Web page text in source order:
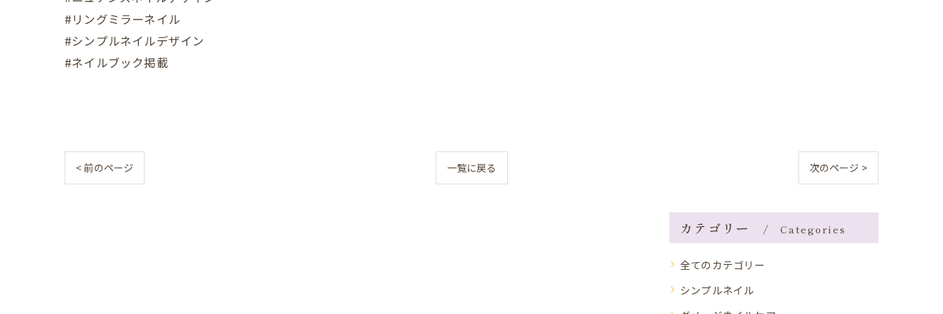
#リングミラーネイル
#シンプルネイルデザイン
#ネイルブック掲載
< 前のページ 一覧に戻る 次のページ >
カテゴリー Categories
全てのカテゴリー
シンプルネイル